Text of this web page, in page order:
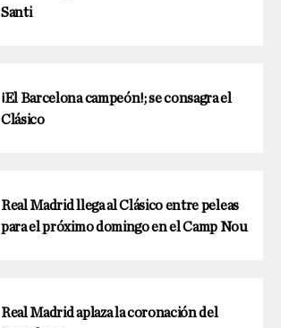
Santi
¡El Barcelona campeón!; se consagra el
Clásico
Real Madrid llega al Clásico entre peleas
para el próximo domingo en el Camp Nou
Real Madrid aplaza la coronación del